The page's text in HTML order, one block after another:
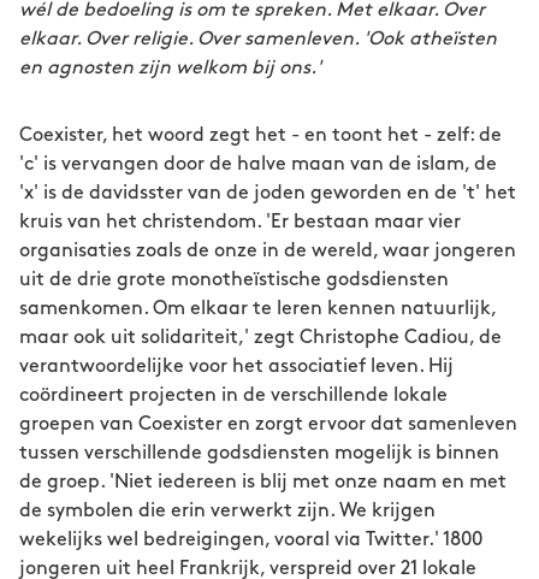
wél de bedoeling is om te spreken. Met elkaar. Over
elkaar. Over religie. Over samenleven. 'Ook atheïsten
en agnosten zijn welkom bij ons.'
Coexister, het woord zegt het - en toont het - zelf: de
'c' is vervangen door de halve maan van de islam, de
'x' is de davidsster van de joden geworden en de 't' het
kruis van het christendom. 'Er bestaan maar vier
organisaties zoals de onze in de wereld, waar jongeren
uit de drie grote monotheïstische godsdiensten
samenkomen. Om elkaar te leren kennen natuurlijk,
maar ook uit solidariteit,' zegt Christophe Cadiou, de
verantwoordelijke voor het associatief leven. Hij
coördineert projecten in de verschillende lokale
groepen van Coexister en zorgt ervoor dat samenleven
tussen verschillende godsdiensten mogelijk is binnen
de groep. 'Niet iedereen is blij met onze naam en met
de symbolen die erin verwerkt zijn. We krijgen
wekelijks wel bedreigingen, vooral via Twitter.' 1800
jongeren uit heel Frankrijk, verspreid over 21 lokale